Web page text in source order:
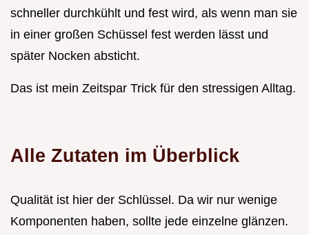
schneller durchkühlt und fest wird, als wenn man sie
in einer großen Schüssel fest werden lässt und
später Nocken absticht.
Das ist mein Zeitspar Trick für den stressigen Alltag.
Alle Zutaten im Überblick
Qualität ist hier der Schlüssel. Da wir nur wenige
Komponenten haben, sollte jede einzelne glänzen.